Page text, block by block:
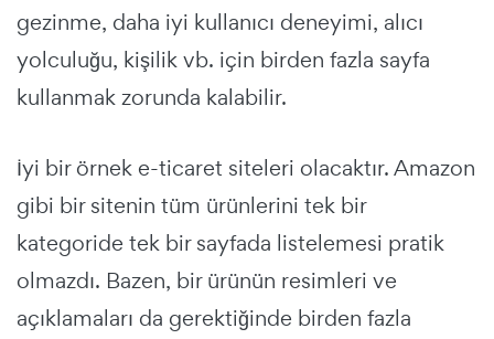
gezinme, daha iyi kullanıcı deneyimi, alıcı
yolculuğu, kişilik vb. için birden fazla sayfa
kullanmak zorunda kalabilir.
İyi bir örnek e-ticaret siteleri olacaktır. Amazon
gibi bir sitenin tüm ürünlerini tek bir
kategoride tek bir sayfada listelemesi pratik
olmazdı. Bazen, bir ürünün resimleri ve
açıklamaları da gerektiğinde birden fazla